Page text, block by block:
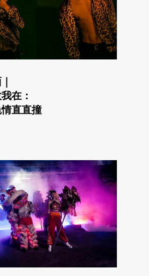
在：
直直撞